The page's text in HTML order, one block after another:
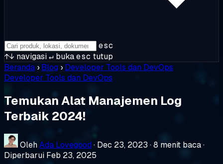
esc
↑↓ navigasi↵ bukaesc tutup
Beranda › Blog › Developer Tools dan DevOps
Developer Tools dan DevOps
Temukan Alat Manajemen Log
Terbaik 2024!
OlehAda Lovegood · Dec 23, 2023 ·8 menit baca·
Diperbarui Feb 23, 2025